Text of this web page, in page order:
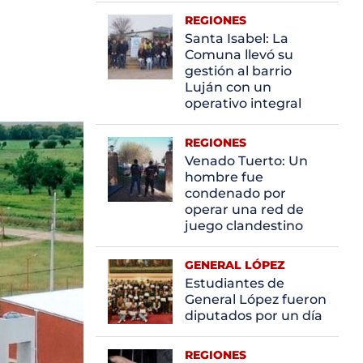
REGIONES
Santa Isabel: La
Comuna llevó su
gestión al barrio
Luján con un
operativo integral
REGIONES
Venado Tuerto: Un
hombre fue
condenado por
operar una red de
juego clandestino
GENERAL LÓPEZ
Estudiantes de
General López fueron
diputados por un día
REGIONES